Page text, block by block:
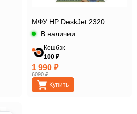
МФУ HP DeskJet 2320
В наличии
Кешбэк
100 ₽
1 990 ₽
6090 ₽
Купить